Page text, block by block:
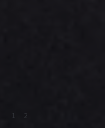
1 2